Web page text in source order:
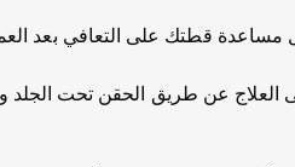
مساعدة قطتك على التعافي بعد
العلاج عن طريق الحقن تحت الجلد